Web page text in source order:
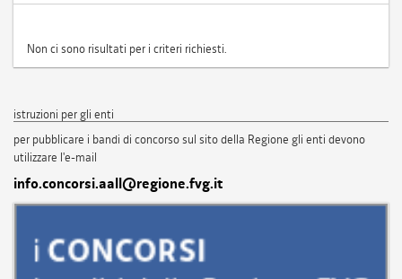
Non ci sono risultati per i criteri richiesti.
istruzioni per gli enti
per pubblicare i bandi di concorso sul sito della Regione gli enti devono
utilizzare l'e-mail
info.concorsi.aall@regione.fvg.it